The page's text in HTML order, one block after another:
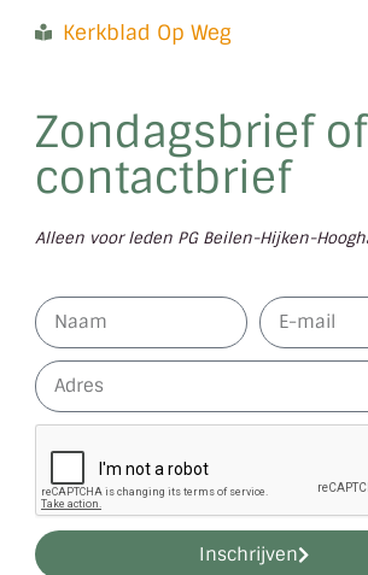
Kerkblad Op Weg
Zondagsbrief of
contactbrief
Alleen voor leden PG Beilen-Hijken-
Inschrijven